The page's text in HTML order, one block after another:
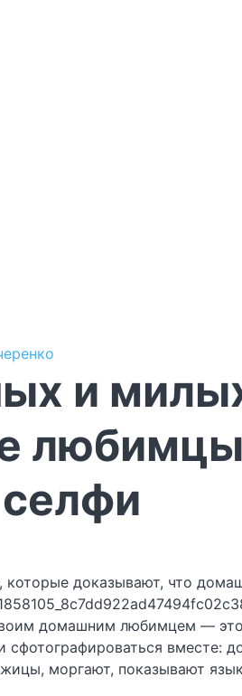
и
любимцы
домашним любимцем — это
вместе:
моргают, показывают